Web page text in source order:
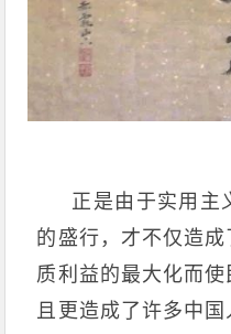
正是由于实用主
的盛行，才不仅造
质利益的最大化而
且更造成了许多中